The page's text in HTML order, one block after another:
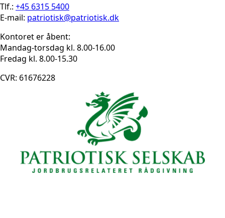
Tlf.: +45 6315 5400
E-mail: patriotisk@patriotisk.dk
Kontoret er åbent:
Mandag-torsdag kl. 8.00-16.00
Fredag kl. 8.00-15.30
CVR: 61676228